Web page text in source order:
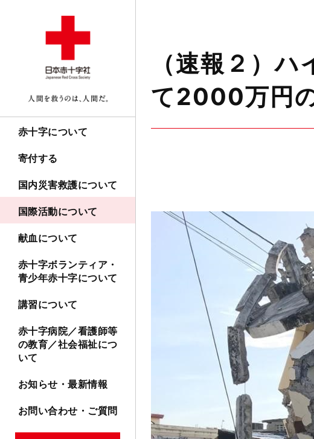
赤十字について
寄付する
国内災害救護について
国際活動について
献血について
赤十字ボランティア・
青少年赤十字について
講習について
赤十字病院／看護師等
の教育／社会福祉につ
いて
お知らせ・最新情報
お問い合わせ・ご質問
（速報２）
て2000万円